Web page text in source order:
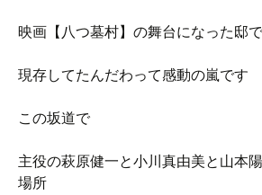
映画【八つ墓村】の舞台になった邸
現存してたんだわって感動の嵐です
この坂道で
主役の萩原健一と小川真由美と山本
場所